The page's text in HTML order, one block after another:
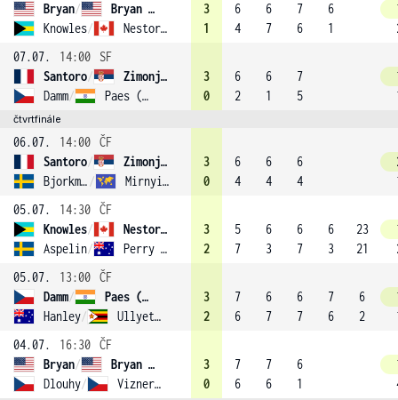
Bryan/
Bryan (1)
Knowles/ Nestor (3)
3
1
6
4
6
7
7
6
6
1
07.07.
14:00
SF
Santoro/
Zimonjic (6)
Damm/ Paes (7)
3
0
6
2
6
1
7
5
čtvrtfinále
06.07. 14:00 ČF
Santoro/
Zimonjic (6)
Bjorkman / Mirnyi (2)
3
0
6
4
6
4
6
4
05.07.
14:30 ČF
Knowles/
Nestor (3)
Aspelin/ Perry (8)
3
2
5
7
6
3
6
7
6
3
23
21
05.07.
13:00 ČF
Damm/
Paes (7)
Hanley/ Ullyett (4)
3
2
7
6
6
7
6
7
7
6
6
2
04.07.
16:30 ČF
Bryan/
Bryan (1)
Dlouhy/ Vizner (11)
3
0
7
6
7
6
6
1